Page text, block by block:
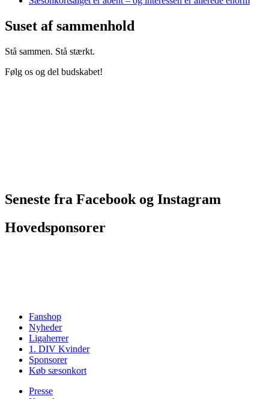
Suset af sammenhold
Stå sammen. Stå stærkt.
Følg os og del budskabet!
Seneste fra Facebook og Instagram
Hovedsponsorer
Fanshop
Nyheder
Ligaherrer
1. DIV Kvinder
Sponsorer
Køb sæsonkort
Presse